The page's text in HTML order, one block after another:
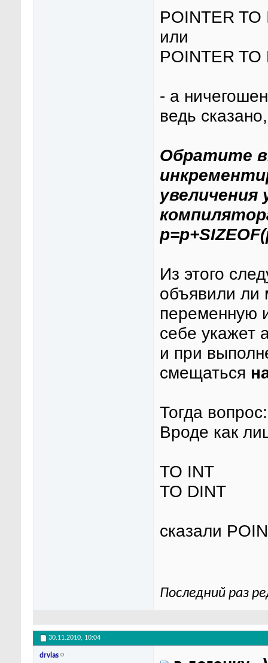
POINTER TO
или
POINTER TO
- а
ведь
Обратите
увеличения
Из этого
объявили ли
переменную
себе укажет
и при
смещаться
Тогда
Вроде как
TO INT
TO DINT
сказали
Последний раз
30.11.2010, 10:04
drvlas